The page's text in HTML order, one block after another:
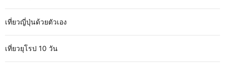
เที่ยวญี่ปุ่นด้วยตัวเอง
เที่ยวยุโรป 10 วัน